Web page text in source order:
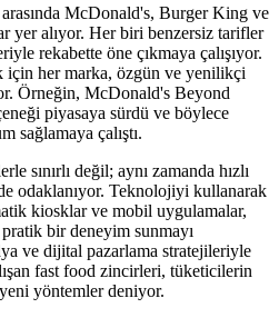
arasında McDonald's, Burger King ve
yer alıyor. Her biri benzersiz tarifler
rekabette öne çıkmaya çalışıyor.
her marka, özgün ve yenilikçi
Örneğin, McDonald's Beyond
piyasaya sürdü ve böylece
sağlamaya çalıştı.
sınırlı değil; aynı zamanda hızlı
odaklanıyor. Teknolojiyi kullanarak
kiosklar ve mobil uygulamalar,
bir deneyim sunmayı
ve dijital pazarlama stratejileriyle
fast food zincirleri, tüketicilerin
yöntemler deniyor.